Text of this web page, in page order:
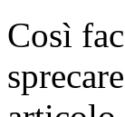
Così